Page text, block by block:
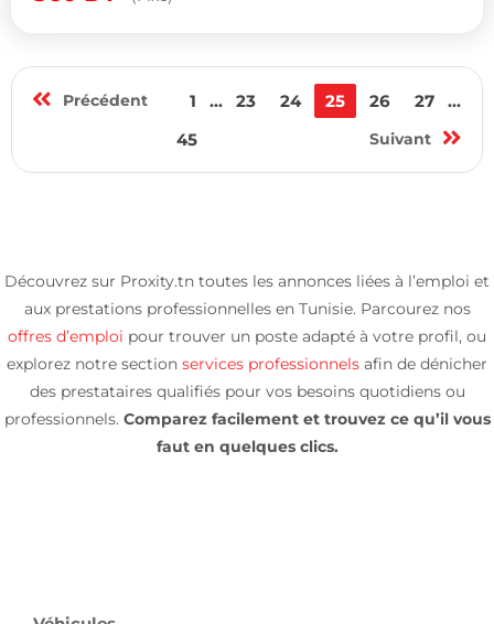
Précédent 1 ... 23 24 25 26 27
...
45
Suivant
Découvrez sur Proxity.tn toutes les annonces liées à l’emploi et
aux prestations professionnelles en Tunisie. Parcourez nos
offres d’emploi pour trouver un poste adapté à votre profil, ou
explorez notre section services professionnels afin de dénicher
des prestataires qualifiés pour vos besoins quotidiens ou
professionnels. Comparez facilement et trouvez ce qu’il vous
faut en quelques clics.